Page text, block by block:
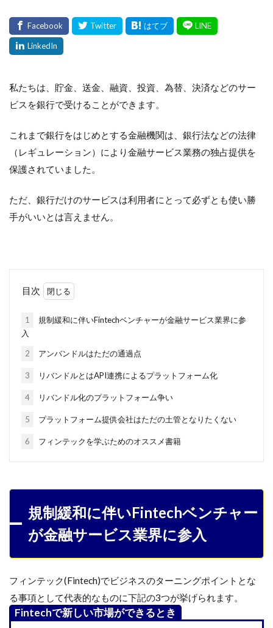
私たちは、貯金、送金、融資、投資、為替、決済などのサー
ビスを銀行で受けることができます。
これまで銀行をはじめとする金融機関は、銀行法などの法律
（レギュレーション）により金融サービス業務の独占提供を
保護されていました。
ただ、銀行だけのサービスは利用者にとって必ずとも使い勝
手がいいとは言えません。
目次
1
規制緩和に伴いFintechベンチャーが金融サービス業界に参
入
2 アンバンドルはただの通過点
3 リバンドルとはAPI連携によるプラットフォーム化
4 リバンドル化のプラットフォーム争い
5 プラットフォーム提供会社はただの土管となりたくない
6 フィンテックを学ぶためのオススメ書籍
規制緩和に伴いFintechベンチャー
が金融サービス業界に参入
フィンテック(Fintech)でビジネスのターニングポイントとな
る事項として代表的なものに下記の3つが挙げられます。
Fintechで新しい市場ができるとき